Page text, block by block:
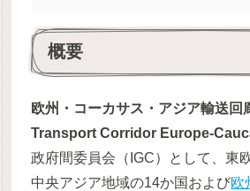
概要
欧州・コーカサス・アジア輸送
Transport Corridor Europe-
政府間委員会（IGC）として、東
中央アジア地域の14か国および欧